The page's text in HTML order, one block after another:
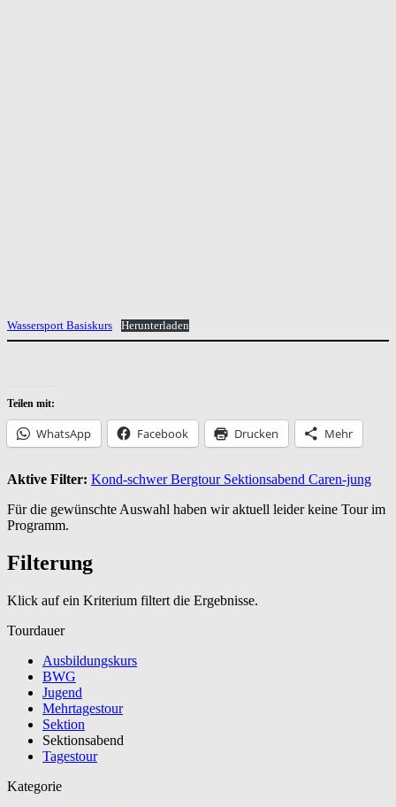
Wassersport Basiskurs Herunterladen
Teilen mit:
WhatsApp Facebook Drucken Mehr
Aktive Filter: Kond-schwerBergtourSektionsabend Caren-jung
Für die gewünschte Auswahl haben wir aktuell leider keine Tour im
Programm.
Filterung
Klick auf ein Kriterium filtert die Ergebnisse.
Tourdauer
Ausbildungskurs
BWG
Jugend
Mehrtagestour
Sektion
Sektionsabend
Tagestour
Kategorie